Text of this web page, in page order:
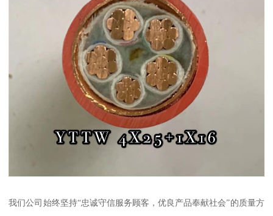
我们公司始终坚持“忠诚守信服务顾客，优良产品奉献社会”的质量方